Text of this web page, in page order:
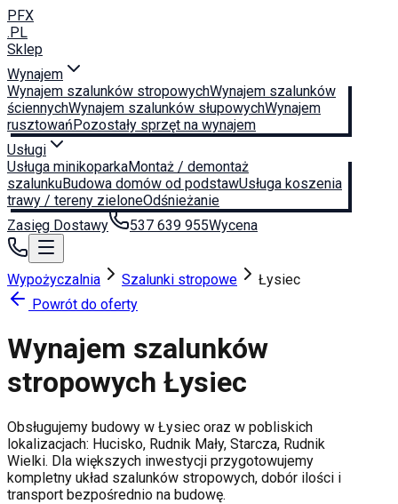
PFX
.PL
Sklep
Wynajem
Wynajem szalunków stropowychWynajem szalunków
ściennychWynajem szalunków słupowychWynajem
rusztowańPozostały sprzęt na wynajem
Usługi
Usługa minikoparkaMontaż / demontaż
szalunkuBudowa domów od podstawUsługa koszenia
trawy / tereny zieloneOdśnieżanie
Zasięg Dostawy
537 639 955Wycena
Wypożyczalnia Szalunki stropowe
Łysiec
Powrót do oferty
Wynajem szalunków
stropowych Łysiec
Obsługujemy budowy w Łysiec oraz w pobliskich
lokalizacjach: Hucisko, Rudnik Mały, Starcza, Rudnik
Wielki. Dla większych inwestycji przygotowujemy
kompletny układ szalunków stropowych, dobór ilości i
transport bezpośrednio na budowę.